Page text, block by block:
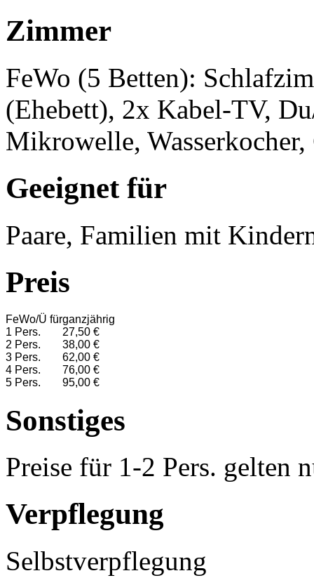
Zimmer
FeWo (5 Betten):
(Ehebett), 2x Kabel-TV,
Mikrowelle, Wasserkocher,
Geeignet für
Paare, Familien mit
Preis
FeWo/Ü fürganzjährig
1 Pers.
27,50 €
2 Pers.
38,00 €
3 Pers.
62,00 €
4 Pers.
76,00 €
5 Pers.
95,00 €
Sonstiges
Preise für 1-2 Pers. gelten
Verpflegung
Selbstverpflegung